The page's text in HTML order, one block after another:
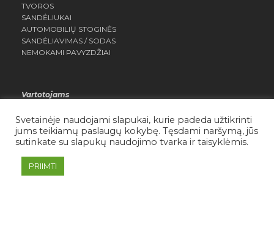
TVOROS
SANDĖLIUKAI
AUTOMOBILIŲ STOGINĖS
SANDĖLIAVIMAS / SODAS
NEMOKAMI PAVYZDŽIAI
Vartotojams
NORŲ SĄRAŠAS
SĄLYGOS IR TAISYKLĖS
PRIVATUMO POLITIKA
Svetainėje naudojami slapukai, kurie padeda užtikrinti
jums teikiamų paslaugų kokybę. Tęsdami naršymą, jūs
sutinkate su slapukų naudojimo tvarka ir taisyklėmis.
PRIIMTI